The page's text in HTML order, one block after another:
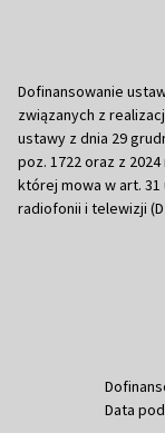
Dofinansowanie
związanych z
ustawy z dnia 29
poz. 1722 oraz z
której mowa w art. 31
radiofonii i telewizji
Data